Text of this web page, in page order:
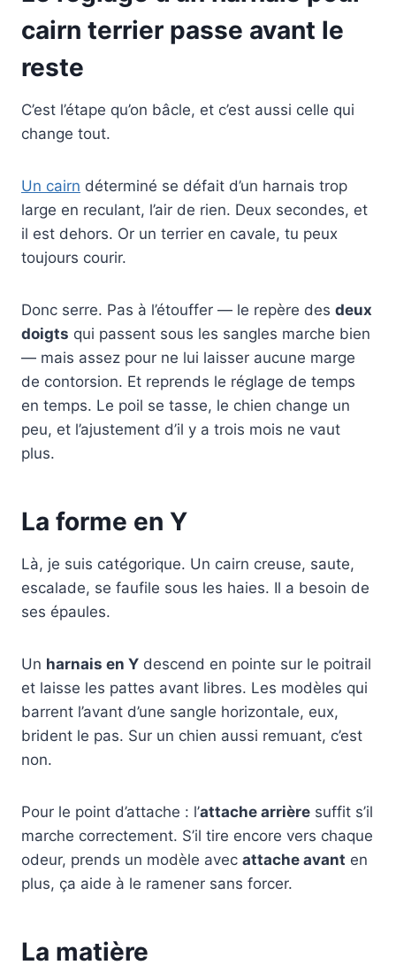
cairn terrier passe avant le
reste
C’est l’étape qu’on bâcle, et c’est aussi celle qui
change tout.
Un cairn déterminé se défait d’un harnais trop
large en reculant, l’air de rien. Deux secondes, et
il est dehors. Or un terrier en cavale, tu peux
toujours courir.
Donc serre. Pas à l’étouffer — le repère des deux
doigts qui passent sous les sangles marche bien
— mais assez pour ne lui laisser aucune marge
de contorsion. Et reprends le réglage de temps
en temps. Le poil se tasse, le chien change un
peu, et l’ajustement d’il y a trois mois ne vaut
plus.
La forme en Y
Là, je suis catégorique. Un cairn creuse, saute,
escalade, se faufile sous les haies. Il a besoin de
ses épaules.
Un harnais en Y descend en pointe sur le poitrail
et laisse les pattes avant libres. Les modèles qui
barrent l’avant d’une sangle horizontale, eux,
brident le pas. Sur un chien aussi remuant, c’est
non.
Pour le point d’attache : l’attache arrière suffit s’il
marche correctement. S’il tire encore vers chaque
odeur, prends un modèle avec attache avant en
plus, ça aide à le ramener sans forcer.
La matière